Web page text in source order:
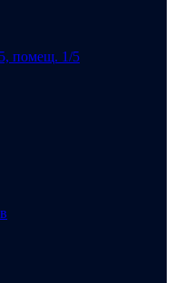
помещ. 1/5